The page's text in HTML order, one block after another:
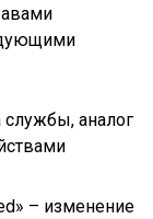
службы, аналог
» – изменение